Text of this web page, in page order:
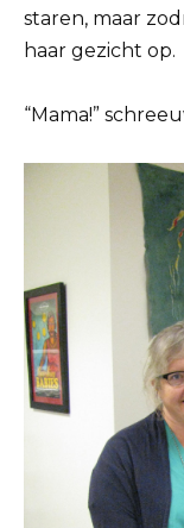
staren, maar
haar gezicht op.
“Mama!”